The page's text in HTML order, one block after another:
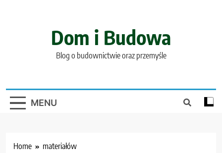
Dom i Budowa
Blog o budownictwie oraz przemyśle
MENU
Home materiałów